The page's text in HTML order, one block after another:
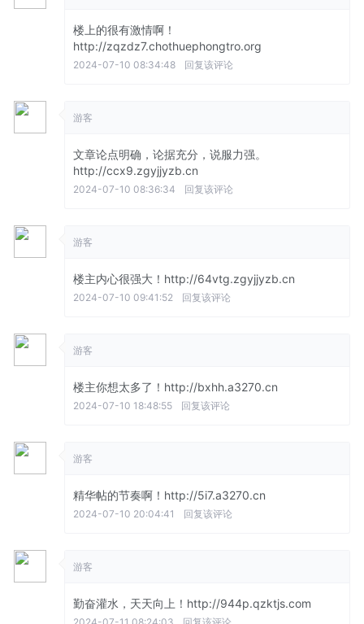
楼上的很有激情啊！
http://zqzdz7.chothuephongtro.org
2024-07-10 08:34:48 回复该评论
游客
文章论点明确，论据充分，说服力强。
http://ccx9.zgyjjyzb.cn
2024-07-10 08:36:34 回复该评论
游客
楼主内心很强大！http://64vtg.zgyjjyzb.cn
2024-07-10 09:41:52 回复该评论
游客
楼主你想太多了！http://bxhh.a3270.cn
2024-07-10 18:48:55 回复该评论
游客
精华帖的节奏啊！http://5i7.a3270.cn
2024-07-10 20:04:41 回复该评论
游客
勤奋灌水，天天向上！http://944p.qzktjs.com